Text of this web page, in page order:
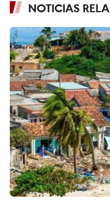
NOTICIAS